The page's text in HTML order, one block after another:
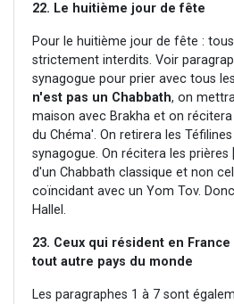
22. Le huitième jour de fête
Pour le huitième jour de fête :
strictement interdits. Voir
synagogue pour prier avec tous
n'est pas un Chabbath, on
maison avec Brakha et on
du Chéma'. On retirera les
synagogue. On récitera les prières
d'un Chabbath classique et non
coïncidant avec un Yom Tov.
Hallel.
23. Ceux qui résident en
tout autre pays du monde
Les paragraphes 1 à 7 sont